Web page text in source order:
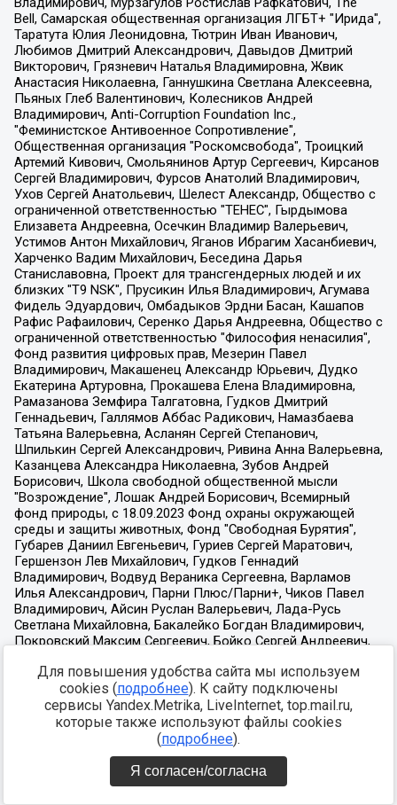
Для повышения удобства сайта мы используем
cookies (подробнее). К сайту подключены
сервисы Yandex.Metrika, LiveInternet, top.mail.ru,
которые также используют файлы cookies
(подробнее).
Я согласен/согласна